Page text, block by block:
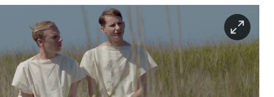
sport
berlin
nord